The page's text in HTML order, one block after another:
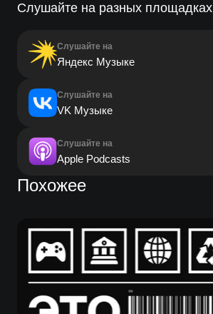
Слушайте на разных площадках
Слушайте на
Яндекс Музыке
Слушайте на
VK Музыке
Слушайте на
Apple Podcasts
Похожее